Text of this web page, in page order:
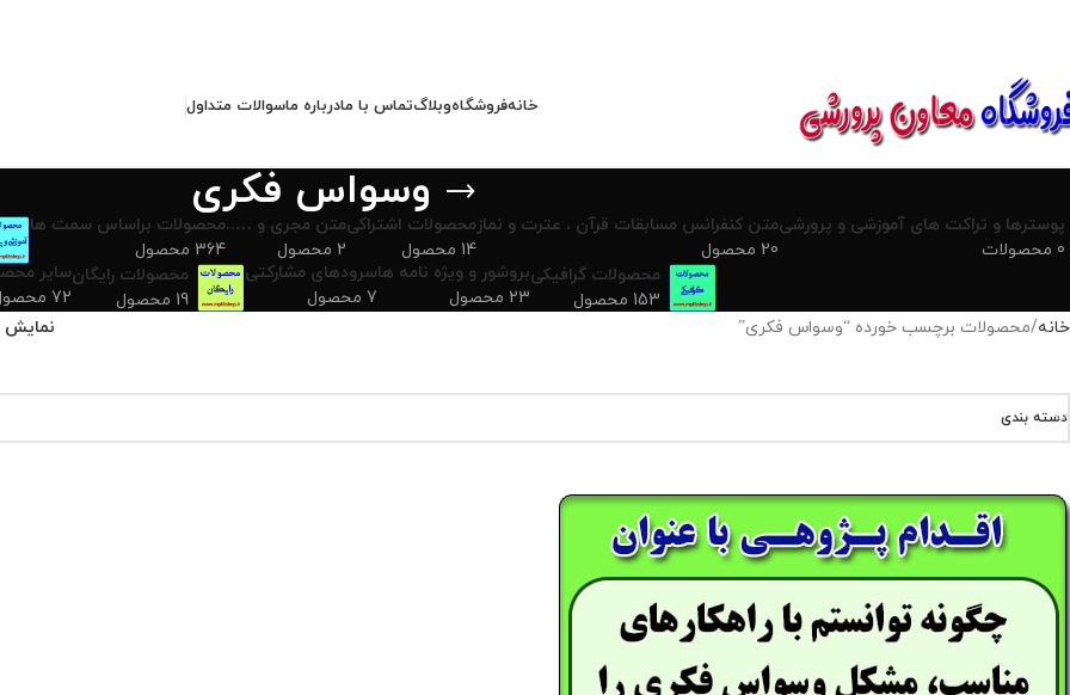
خانهفروشگاهوبلاگتماس با مادرباره ماسوالات متداول
وسواس فکری
پوسترها و تراکت های آموزشی و پرورشی
0 محصولات
متن کنفرانس مسابقات قرآن ، عترت و نماز
20 محصول
محصولات اشتراکی
14 محصول
متن مجری و …..
2 محصول
محصولات براساس سمت ها
364 محصول
محصولات گرافیکی
153 محصول
بروشور و ویژه نامه ها
23 محصول
سرودهای مشارکتی
7 محصول
محصولات رایگان
19 محصول
سایر
72 محصول
خانه محصولات برچسب خورده “وسواس فکری” نمایش
دسته بندی